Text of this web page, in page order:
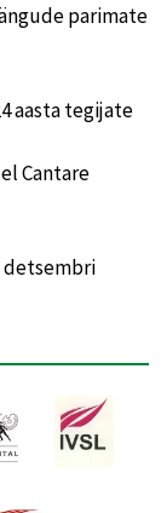
parimate
tegijate
Cantare
detsembri